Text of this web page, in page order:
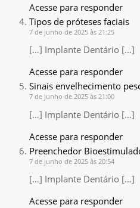
Acesse para responder
Tipos de próteses faciais
7 de junho de 2025 às 21:25
[…] Implante Dentário […]
Acesse para responder
Sinais envelhecimento
7 de junho de 2025 às 21:00
[…] Implante Dentário […]
Acesse para responder
Preenchedor
7 de junho de 2025 às 20:54
[…] Implante Dentário […]
Acesse para responder